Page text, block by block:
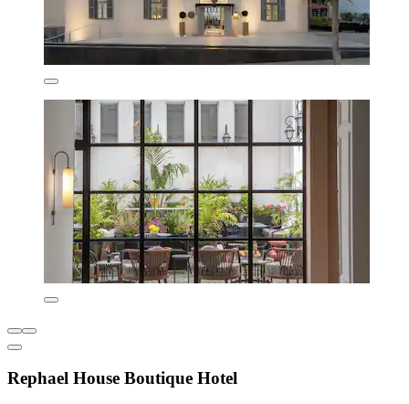
Rephael House Boutique Hotel